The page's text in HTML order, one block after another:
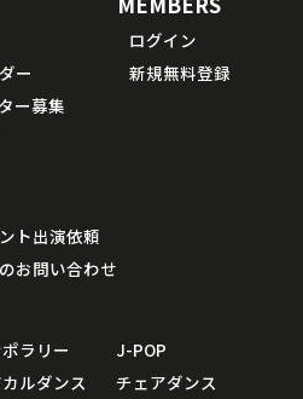
ー
ー募集
ト出演依頼
お問い合わせ
ログイン
新規無料登録
ラリー
ルダンス
J-POP
チェアダンス